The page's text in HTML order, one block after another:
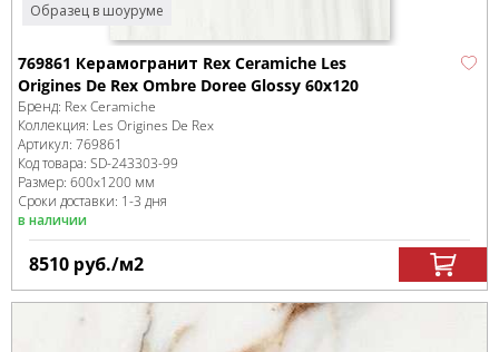
Образец в шоуруме
769861 Керамогранит Rex Ceramiche Les
Origines De Rex Ombre Doree Glossy 60x120
Бренд: Rex Ceramiche
Коллекция: Les Origines De Rex
Артикул: 769861
Код товара: SD-243303-99
Размер: 600x1200 мм
Сроки доставки: 1-3 дня
в наличии
8510 руб./м2